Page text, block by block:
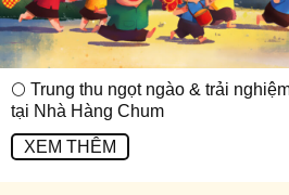
🌕 Trung thu ngọt ngào & trải
tại Nhà Hàng Chum
XEM THÊM